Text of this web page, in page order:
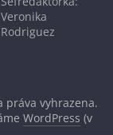
Veronika
Rodriguez
práva vyhrazena.
WordPress (v